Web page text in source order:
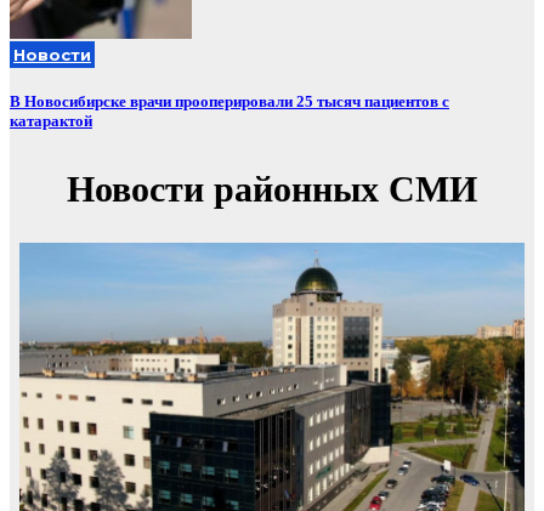
Новости
В Новосибирске врачи прооперировали 25 тысяч пациентов с
катарактой